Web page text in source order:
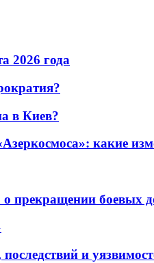
2026 года
в Киев?
какие
боевых
и